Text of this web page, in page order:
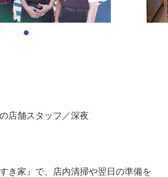
店舗スタッフ／深夜
き家』で、店内清掃や翌日の準備を